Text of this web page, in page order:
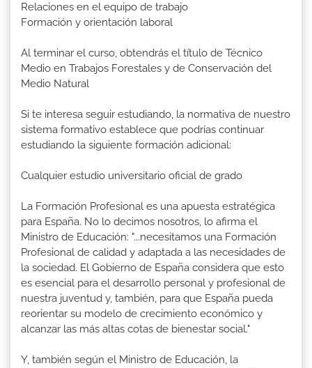
Relaciones en el equipo de trabajo
Formación y orientación laboral
Al terminar el curso, obtendrás el título de Técnico
Medio en Trabajos Forestales y de Conservación del
Medio Natural
Si te interesa seguir estudiando, la normativa de nuestro
sistema formativo establece que podrías continuar
estudiando la siguiente formación adicional:
Cualquier estudio universitario oficial de grado
La Formación Profesional es una apuesta estratégica
para España. No lo decimos nosotros, lo afirma el
Ministro de Educación: "...necesitamos una Formación
Profesional de calidad y adaptada a las necesidades de
la sociedad. El Gobierno de España considera que esto
es esencial para el desarrollo personal y profesional de
nuestra juventud y, también, para que España pueda
reorientar su modelo de crecimiento económico y
alcanzar las más altas cotas de bienestar social."
Y, también según el Ministro de Educación, la